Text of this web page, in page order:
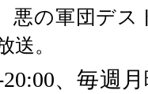
悪の軍団デス
送。
、毎週